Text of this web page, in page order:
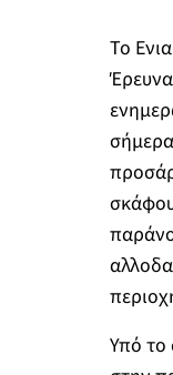
Το
Υπό το